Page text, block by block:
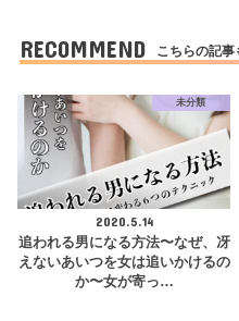
RECOMMEND こちらの記事
未分類
2020.5.14
追われる男になる方法〜なぜ、冴
えないあいつを女は追いかけるの
か〜女が寄っ…